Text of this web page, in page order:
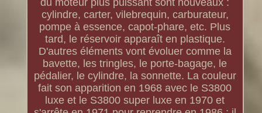
du moteur plus puissant sont nouveaux :
cylindre, carter, vilebrequin, carburateur,
pompe à essence, capot-phare, etc. Plus
tard, le réservoir apparaît en plastique.
D'autres éléments vont évoluer comme la
bavette, les tringles, le porte-bagage, le
pédalier, le cylindre, la sonnette. La couleur
fait son apparition en 1968 avec le S3800
luxe et le S3800 super luxe en 1970 et